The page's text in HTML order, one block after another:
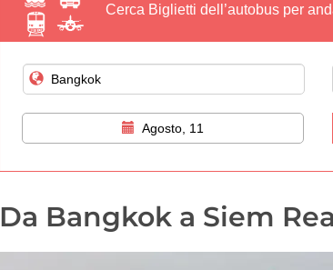
Cerca Biglietti dell’autobus per
Agosto, 11
Da Bangkok a Siem